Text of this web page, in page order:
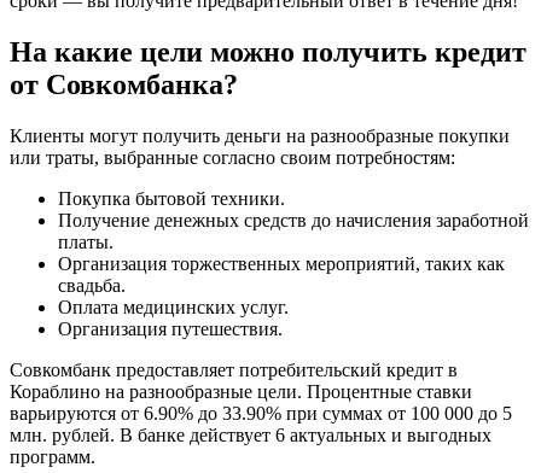
На какие цели можно получить кредит
от Совкомбанка?
Клиенты могут получить деньги на разнообразные покупки
или траты, выбранные согласно своим потребностям:
Покупка бытовой техники.
Получение денежных средств до начисления заработной
платы.
Организация торжественных мероприятий, таких как
свадьба.
Оплата медицинских услуг.
Организация путешествия.
Совкомбанк предоставляет потребительский кредит в
Кораблино на разнообразные цели. Процентные ставки
варьируются от 6.90% до 33.90% при суммах от 100 000 до 5
млн. рублей. В банке действует 6 актуальных и выгодных
программ.